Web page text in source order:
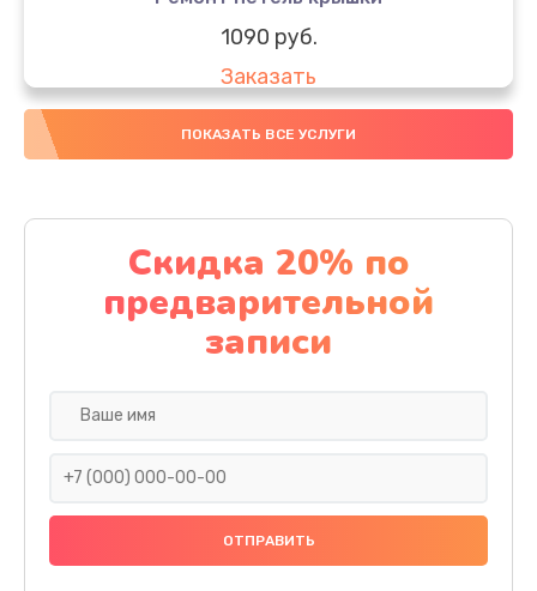
1090 руб.
Заказать
Замена вебкамеры
Заказать
Замена SSD
890 руб.
Заказать
Восстановление данных
Замена северного моста
ПОКАЗАТЬ ВСЕ УСЛУГИ
Скидка 20% по
предварительной
записи